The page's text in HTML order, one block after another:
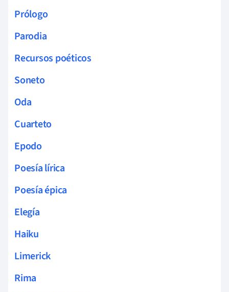
Prólogo
Parodia
Recursos poéticos
Soneto
Oda
Cuarteto
Epodo
Poesía lírica
Poesía épica
Elegía
Haiku
Limerick
Rima